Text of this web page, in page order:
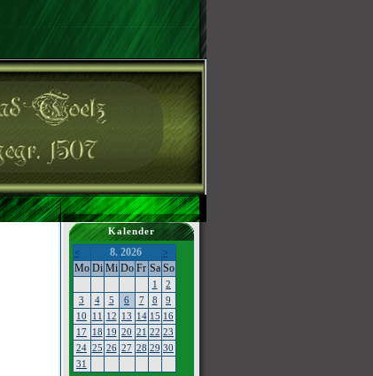
Kalender
<
8. 2026 >
Mo Di Mi Do Fr Sa So
1
2
3
4 5 6 7 8
9
10
11 12 13 14 15 16
17 18 19 20 21 22 23
24 25 26 27 28 29 30
31